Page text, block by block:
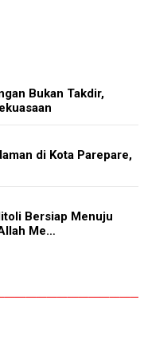
Bukan Takdir,
di Kota Parepare,
Bersiap Menuju
Me…